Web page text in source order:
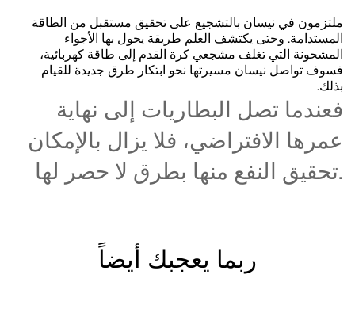
ملتزمون في نيسان بالتشجيع على تحقيق مستقبل من الطاقة
المستدامة. وحتى يكتشف العلم طريقة يحول بها الأجواء
المشحونة التي تغلف مشجعي كرة القدم إلى طاقة كهربائية،
فسوف تواصل نيسان مسيرتها نحو ابتكار طرق جديدة للقيام
بذلك.
فعندما تصل البطاريات إلى نهاية
عمرها الافتراضي، فلا يزال بالإمكان
تحقيق النفع منها بطرق لا حصر لها.
ربما يعجبك أيضاً